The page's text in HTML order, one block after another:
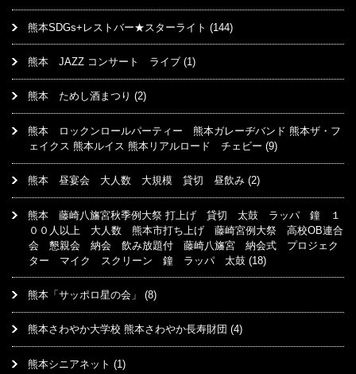
熊本SDGs+レストバー★スターライト (144)
熊本 JAZZ コンサート ライブ (1)
熊本 ためし酒まつり (2)
熊本 ロックンロールパーティー 熊本ガレーヂバンド 熊本ザ・フ
ェイクス 熊本ルイス 熊本リアルロード チェビー (9)
熊本 昼宴会 大人数 大規模 貸切 昼飲み (2)
熊本 藤崎八旛宮秋季例大祭 打上げ 貸切 太鼓 ラッパ 鐘 １
００人以上 大人数 熊本市打ち上げ 藤崎宮例大祭 高校OB連合
会 懇親会 納会 飲み放題付 藤崎八旛宮 納会式 プロジェク
ター マイク スクリーン 鐘 ラッパ 太鼓 (18)
熊本「サッポロ星の会」 (8)
熊本さわやか大学校 熊本さわやか長寿財団 (4)
熊本シニアネット (1)